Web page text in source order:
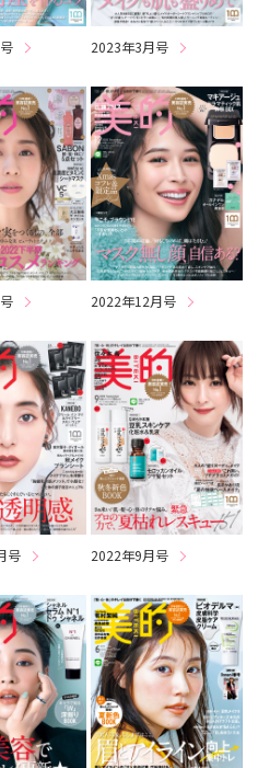
2023年3月号
2022年12月号
号 2022年9月号